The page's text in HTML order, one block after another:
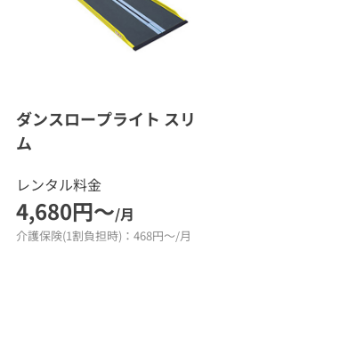
ダンスロープライト スリ
ム
レンタル料金
4,680円～/月
介護保険(1割負担時)：468円～/月